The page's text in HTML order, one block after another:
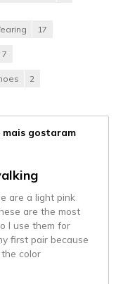
17
7
2
mais gostaram
are a light pink
are the most
I use them for
first pair because
color